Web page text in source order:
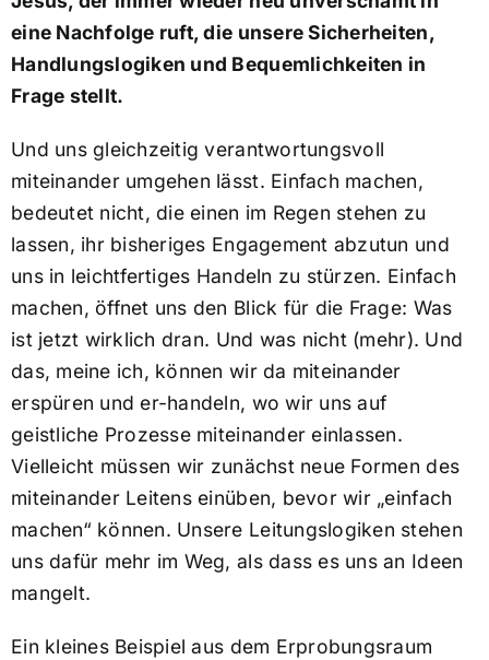
eine Nachfolge ruft, die unsere Sicherheiten,
Handlungslogiken und Bequemlichkeiten in
Frage stellt.
Und uns gleichzeitig verantwortungsvoll
miteinander umgehen lässt. Einfach machen,
bedeutet nicht, die einen im Regen stehen zu
lassen, ihr bisheriges Engagement abzutun und
uns in leichtfertiges Handeln zu stürzen. Einfach
machen, öffnet uns den Blick für die Frage: Was
ist jetzt wirklich dran. Und was nicht (mehr). Und
das, meine ich, können wir da miteinander
erspüren und er-handeln, wo wir uns auf
geistliche Prozesse miteinander einlassen.
Vielleicht müssen wir zunächst neue Formen des
miteinander Leitens einüben, bevor wir „einfach
machen“ können. Unsere Leitungslogiken stehen
uns dafür mehr im Weg, als dass es uns an Ideen
mangelt.
Ein kleines Beispiel aus dem Erprobungsraum